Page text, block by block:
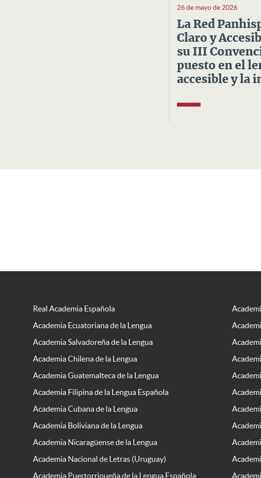
26 de mayo de 2026
La Red
Claro y
su III
puesto en el
accesible y la
Real Academia Española
Academia Ecuatoriana de la Lengua
Academia Salvadoreña de la Lengua
Academia Chilena de la Lengua
Academia Guatemalteca de la Lengua
Academia Filipina de la Lengua Española
Academia Cubana de la Lengua
Academia Boliviana de la Lengua
Academia Nicaragüense de la Lengua
Academia Nacional de Letras (Uruguay)
Academia Puertorriqueña de la Lengua Española